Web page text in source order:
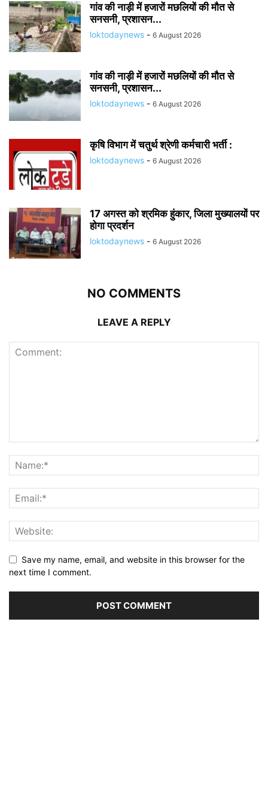
गांव की नाड़ी में हजारों मछलियों की मौत से
सनसनी, प्रशासन...
loktodaynews - 6 August 2026
गांव की नाड़ी में हजारों मछलियों की मौत से
सनसनी, प्रशासन...
loktodaynews - 6 August 2026
कृषि विभाग में चतुर्थ श्रेणी कर्मचारी भर्ती :
loktodaynews - 6 August 2026
17 अगस्त को श्रमिक हुंकार, जिला मुख्यालयों पर
होगा प्रदर्शन
loktodaynews - 6 August 2026
NO COMMENTS
LEAVE A REPLY
Save my name, email, and website in this browser for the
next time I comment.